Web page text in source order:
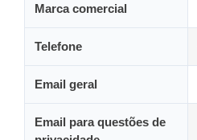
Marca comercial
Telefone
Email geral
Email para questões de